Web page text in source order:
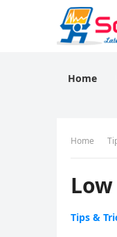
Home
Home
Tips &